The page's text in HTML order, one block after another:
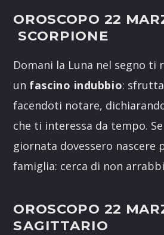
OROSCOPO 22
SCORPIONE
Domani la Luna nel segno ti
un fascino indubbio:
facendoti notare,
che ti interessa da tempo.
giornata dovessero nascere
famiglia: cerca di non
OROSCOPO 22
SAGITTARIO